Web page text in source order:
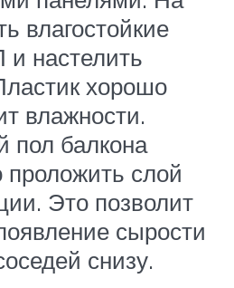
влагостойкие
настелить
хорошо
влажности.
пол балкона
слой
Это позволит
сырости
снизу.